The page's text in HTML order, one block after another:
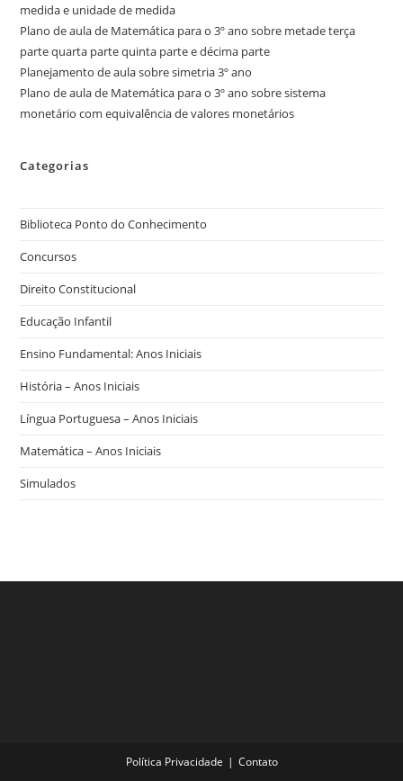
medida e unidade de medida
Plano de aula de Matemática para o 3º ano sobre metade terça
parte quarta parte quinta parte e décima parte
Planejamento de aula sobre simetria 3º ano
Plano de aula de Matemática para o 3º ano sobre sistema
monetário com equivalência de valores monetários
Categorias
Biblioteca Ponto do Conhecimento
Concursos
Direito Constitucional
Educação Infantil
Ensino Fundamental: Anos Iniciais
História – Anos Iniciais
Língua Portuguesa – Anos Iniciais
Matemática – Anos Iniciais
Simulados
Política Privacidade Contato